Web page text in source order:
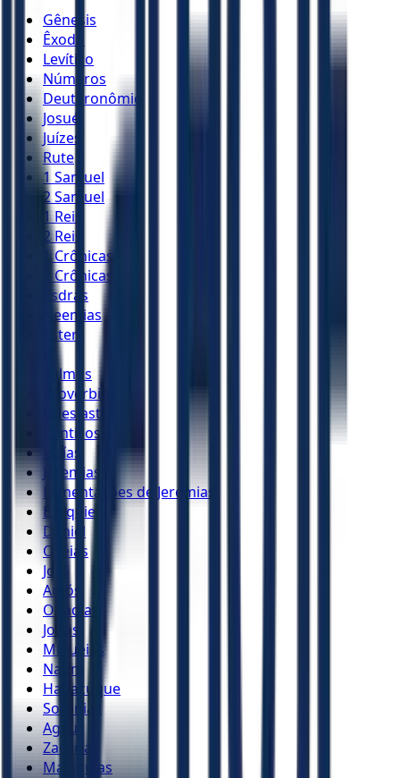
Gênesis
Êxodo
Levítico
Números
Deuteronômio
Josué
Juízes
Rute
1 Samuel
2 Samuel
1 Reis
2 Reis
1 Crônicas
2 Crônicas
Esdras
Neemias
Ester
Salmos
Provérbios
Eclesiastes
Cânticos
Isaías
Jeremias
Lamentações de Jeremias
Ezequiel
Daniel
Oséias
Joel
Amós
Obadias
Jonas
Miquéias
Naum
Habacuque
Sofonias
Ageu
Zacarias
Malaquias